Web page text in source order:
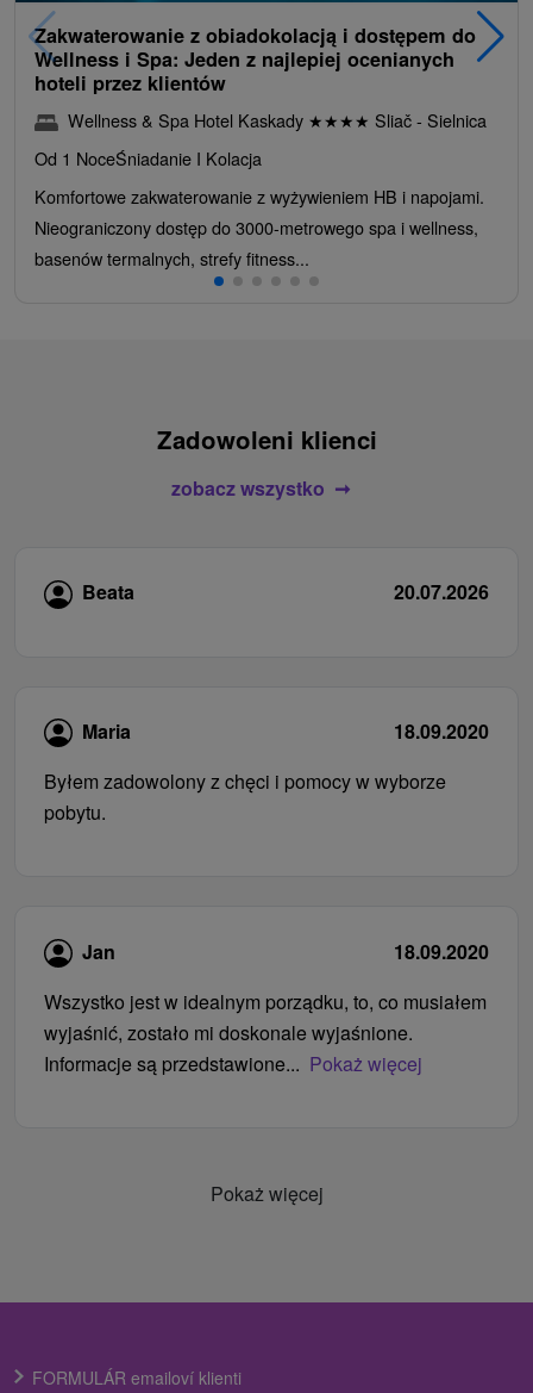
Zakwaterowanie z obiadokolacją i dostępem do
Wellness i Spa: Jeden z najlepiej ocenianych
hoteli przez klientów
Wellness & Spa Hotel Kaskady ★★★★ Sliač - Sielnica
Od 1 NoceŚniadanie I Kolacja
Komfortowe zakwaterowanie z wyżywieniem HB i napojami.
Nieograniczony dostęp do 3000-metrowego spa i wellness,
basenów termalnych, strefy fitness...
Zadowoleni klienci
zobacz wszystko
Beata 20.07.2026
Maria
18.09.2020
Byłem zadowolony z chęci i pomocy w wyborze
pobytu.
Jan
18.09.2020
Wszystko jest w idealnym porządku, to, co musiałem
wyjaśnić, zostało mi doskonale wyjaśnione.
Informacje są przedstawione... Pokaż więcej
Pokaż więcej
FORMULÁR emailoví klienti